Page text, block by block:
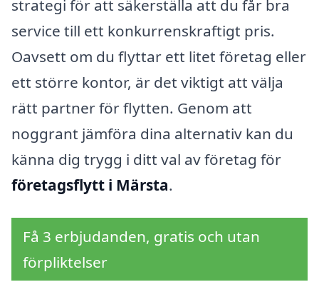
strategi för att säkerställa att du får bra
service till ett konkurrenskraftigt pris.
Oavsett om du flyttar ett litet företag eller
ett större kontor, är det viktigt att välja
rätt partner för flytten. Genom att
noggrant jämföra dina alternativ kan du
känna dig trygg i ditt val av företag för
företagsflytt i Märsta.
Få 3 erbjudanden, gratis och utan
förpliktelser